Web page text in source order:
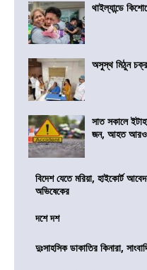
থাইল্যান্ডে
অসুস্থ মিঠুন
সাত সকালে
জন, আহত
বিদেশ যেতে মরিয়া, হাইকোর্ট
অভিষেকের
দশে দশ
দুঃসাহসিক ডাকাতির কিনারা,